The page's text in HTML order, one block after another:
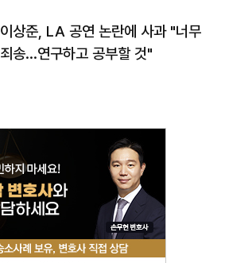
이상준, LA 공연 논란에 사과 "너무
죄송…연구하고 공부할 것"